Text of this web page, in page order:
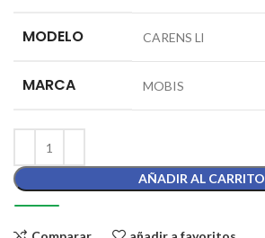
MODELO CARENS Ll
MARCA MOBIS
AÑADIR AL CARRITO